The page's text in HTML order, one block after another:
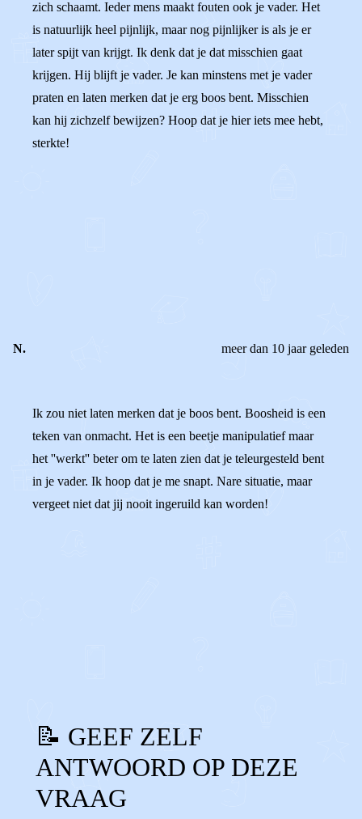
zich schaamt. Ieder mens maakt fouten ook je vader. Het
is natuurlijk heel pijnlijk, maar nog pijnlijker is als je er
later spijt van krijgt. Ik denk dat je dat misschien gaat
krijgen. Hij blijft je vader. Je kan minstens met je vader
praten en laten merken dat je erg boos bent. Misschien
kan hij zichzelf bewijzen? Hoop dat je hier iets mee hebt,
sterkte!
N. meer dan 10 jaar geleden
Ik zou niet laten merken dat je boos bent. Boosheid is een
teken van onmacht. Het is een beetje manipulatief maar
het ''werkt'' beter om te laten zien dat je teleurgesteld bent
in je vader. Ik hoop dat je me snapt. Nare situatie, maar
vergeet niet dat jij nooit ingeruild kan worden!
📝 GEEF ZELF
ANTWOORD OP DEZE
VRAAG